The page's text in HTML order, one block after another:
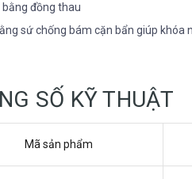
đồng thau
sứ chống bám cặn bẩn giúp khóa
SỐ KỸ THUẬT
Mã sản phẩm